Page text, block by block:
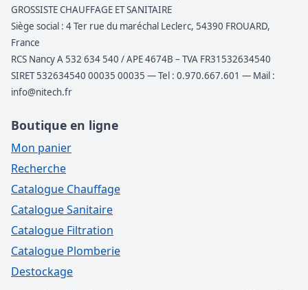
GROSSISTE CHAUFFAGE ET SANITAIRE
Siège social : 4 Ter rue du maréchal Leclerc, 54390 FROUARD,
France
RCS Nancy A 532 634 540 / APE 4674B – TVA FR31532634540
SIRET 532634540 00035 00035 — Tel : 0.970.667.601 — Mail :
info@nitech.fr
Boutique en ligne
Mon panier
Recherche
Catalogue Chauffage
Catalogue Sanitaire
Catalogue Filtration
Catalogue Plomberie
Destockage